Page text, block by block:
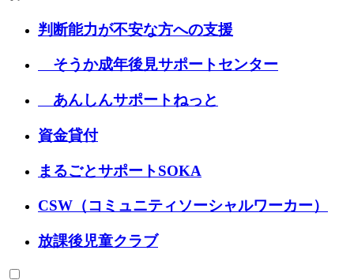
判断能力が不安な方への支援
そうか成年後見サポートセンター
あんしんサポートねっと
資金貸付
まるごとサポートSOKA
CSW（コミュニティソーシャルワーカー）
放課後児童クラブ